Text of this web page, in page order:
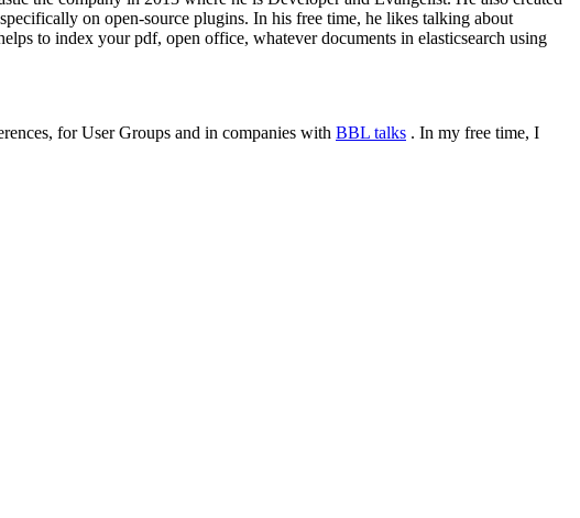
on open-source plugins. In his free time, he likes talking about
to index your pdf, open office, whatever documents in elasticsearch using
for User Groups and in companies with BBL talks . In my free time, I